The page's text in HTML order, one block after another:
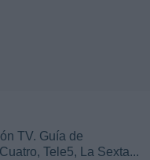
TV. Guía de
Tele5, La Sexta...